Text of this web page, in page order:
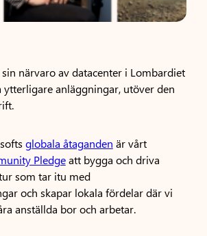
närvaro av datacenter i Lombardiet
anläggningar, utöver den
globala åtaganden är vårt
Pledgeatt bygga och driva
som tar itu med
och skapar lokala fördelar där vi
anställda bor och arbetar.